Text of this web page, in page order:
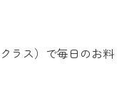
ラス）で毎日のお料